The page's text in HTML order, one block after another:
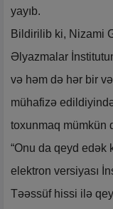
yayıb.
Bildirilib ki, Nizami
Əlyazmalar
və həm də hər bir
mühafizə
toxunmaq mümkün
“Onu da qeyd edək
elektron versiyası
Təəssüf hissi ilə